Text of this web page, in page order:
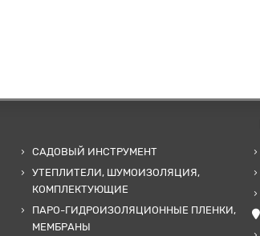
САДОВЫЙ ИНСТРУМЕНТ
УТЕПЛИТЕЛИ, ШУМОИЗОЛЯЦИЯ,
КОМПЛЕКТУЮЩИЕ
ПАРО-ГИДРОИЗОЛЯЦИОННЫЕ ПЛЕНКИ,
МЕМБРАНЫ